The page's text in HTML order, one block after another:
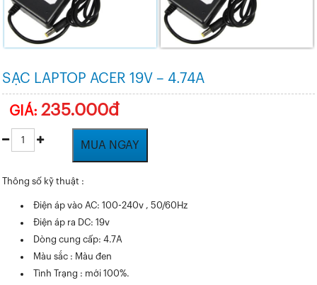
SẠC LAPTOP ACER 19V – 4.74A
GIÁ: 235.000đ
MUA NGAY
Thông số kỹ thuật :
Điện áp vào AC: 100-240v , 50/60Hz
Điện áp ra DC: 19v
Dòng cung cấp: 4.7A
Màu sắc : Màu đen
Tình Trạng : mới 100%.